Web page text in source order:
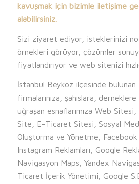
kavuşmak için bizimle iletişime
alabilirsiniz.
Sizi ziyaret ediyor, isteklerinizi
örnekleri görüyor, çözümler
fiyatlandırıyor ve web sitenizi
İstanbul Beykoz ilçesinde bulunan
firmalarınıza, şahıslara,
uğraşan esnaflarımıza Web Sitesi,
Site, E-Ticaret Sitesi, Sosyal
Oluşturma ve Yönetme, Facebook
Instagram Reklamları, Google
Navigasyon Maps, Yandex
Ticaret İçerik Yönetimi, Google